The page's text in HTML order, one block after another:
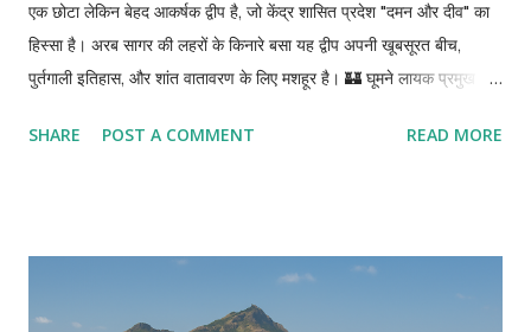
एक छोटा लेकिन बेहद आकर्षक द्वीप है, जो केंद्र शासित प्रदेश "दमन और दीव" का
हिस्सा है। अरब सागर की लहरों के किनारे बसा यह द्वीप अपनी खूबसूरत बीच,
पुर्तगाली इतिहास, और शांत वातावरण के लिए मशहूर है। 🏰 घूमने लायक प्रमुख
किला आज भी मजबूती से खड़ा है। समुद्र के किनारे बना यह किला इतिहास,
Memorial: यह युद्ध स्मारक 1971 की भारत-पाक लड़ाई में डूबे INS Khukri
जहाज की याद में बनाया गया है। देशभक्ति और इतिहास का प्रतीक। 4. St.
SHARE POST A COMMENT READ MORE